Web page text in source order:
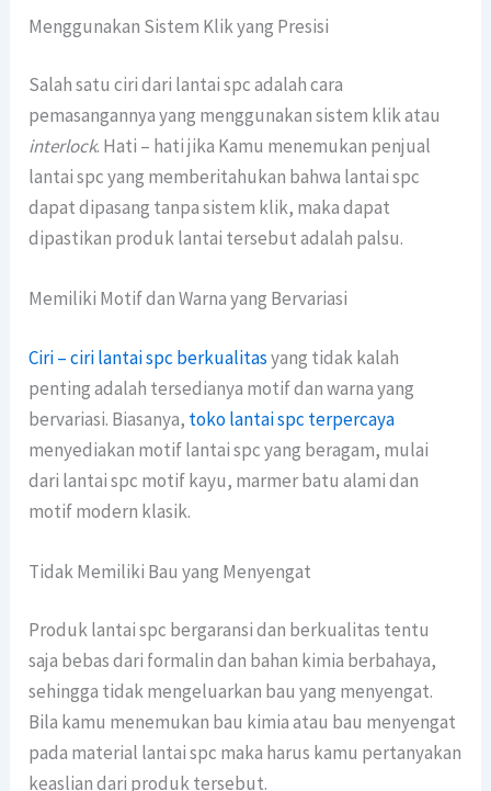
Menggunakan Sistem Klik yang Presisi
Salah satu ciri dari lantai spc adalah cara
pemasangannya yang menggunakan sistem klik atau
interlock. Hati – hati jika Kamu menemukan penjual
lantai spc yang memberitahukan bahwa lantai spc
dapat dipasang tanpa sistem klik, maka dapat
dipastikan produk lantai tersebut adalah palsu.
Memiliki Motif dan Warna yang Bervariasi
Ciri – ciri lantai spc berkualitasyang tidak kalah
penting adalah tersedianya motif dan warna yang
bervariasi. Biasanya, toko lantai spc terpercaya
menyediakan motif lantai spc yang beragam, mulai
dari lantai spc motif kayu, marmer batu alami dan
motif modern klasik.
Tidak Memiliki Bau yang Menyengat
Produk lantai spc bergaransi dan berkualitas tentu
saja bebas dari formalin dan bahan kimia berbahaya,
sehingga tidak mengeluarkan bau yang menyengat.
Bila kamu menemukan bau kimia atau bau menyengat
pada material lantai spc maka harus kamu pertanyakan
keaslian dari produk tersebut.